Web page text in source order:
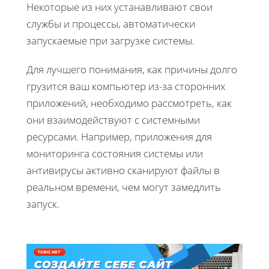
Некоторые из них устанавливают свои
службы и процессы, автоматически
запускаемые при загрузке системы.
Для лучшего понимания, как причины долго
грузится ваш компьютер из-за сторонних
приложений, необходимо рассмотреть, как
они взаимодействуют с системными
ресурсами. Например, приложения для
мониторинга состояния системы или
антивирусы активно сканируют файлы в
реальном времени, чем могут замедлить
запуск.